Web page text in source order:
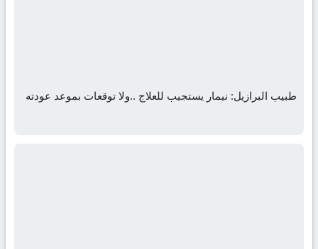
طبيب البرازيل: نيمار يستجيب للعلاج ..ولا توقعات بموعد عودته